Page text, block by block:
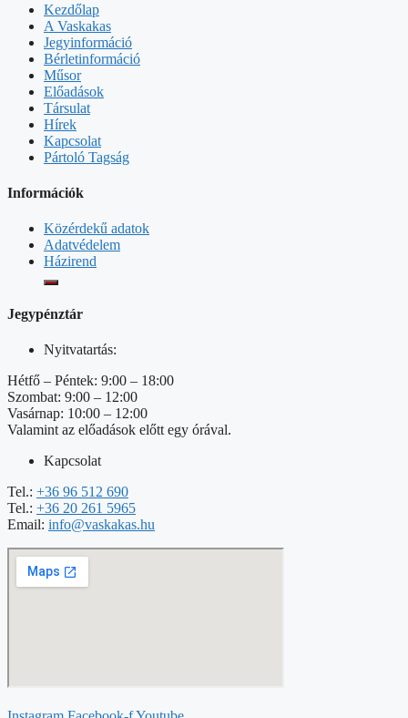
Kezdőlap
A Vaskakas
Jegyinformáció
Bérletinformáció
Műsor
Előadások
Társulat
Hírek
Kapcsolat
Pártoló Tagság
Információk
Közérdekű adatok
Adatvédelem
Házirend
Jegypénztár
Nyitvatartás:
Hétfő – Péntek: 9:00 – 18:00
Szombat: 9:00 – 12:00
Vasárnap: 10:00 – 12:00
Valamint az előadások előtt egy órával.
Kapcsolat
Tel.: +36 96 512 690
Tel.: +36 20 261 5965
Email: info@vaskakas.hu